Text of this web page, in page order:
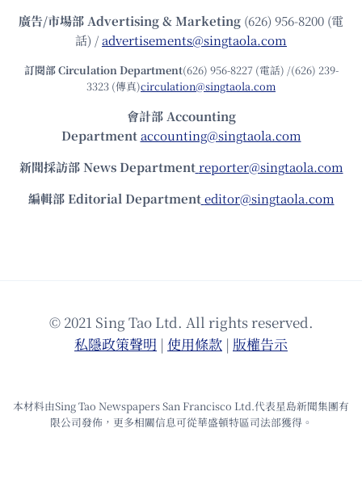
廣告/市場部Advertising & Marketing (626) 956-8200 (電
話) /advertisements@singtaola.com
訂閱部 Circulation Department(626) 956-8227 (電話) /(626) 239-
3323 (傳真)circulation@singtaola.com
會計部 Accounting
Department accounting@singtaola.com
新聞採訪部 News Department reporter@singtaola.com
編輯部 Editorial Department editor@singtaola.com
© 2021 Sing Tao Ltd. All rights reserved.
私隱政策聲明 | 使⽤條款 | 版權告⽰
本材料由Sing Tao Newspapers San Francisco Ltd.代表星島新聞集團有
限公司發佈，更多相關信息可從華盛頓特區司法部獲得。